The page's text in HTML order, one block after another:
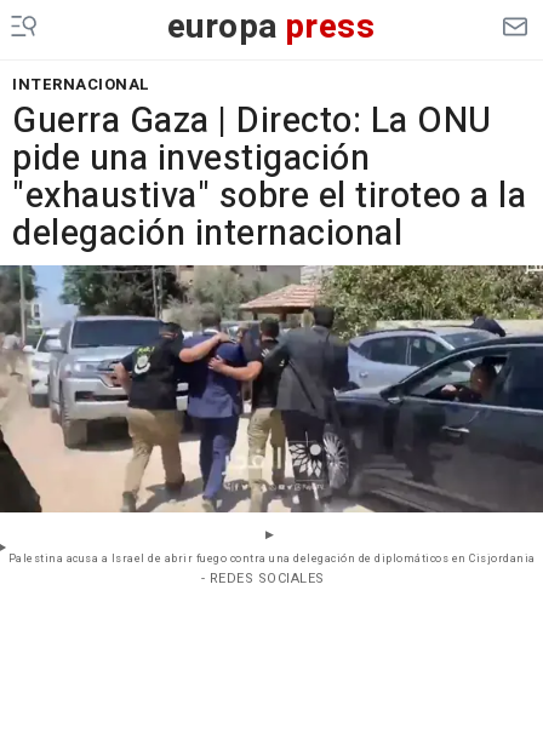
europa press
INTERNACIONAL
Guerra Gaza | Directo: La ONU
pide una investigación
"exhaustiva" sobre el tiroteo a la
delegación internacional
Palestina acusa a Israel de abrir fuego contra una delegación de diplomáticos en Cisjordania
- REDES SOCIALES